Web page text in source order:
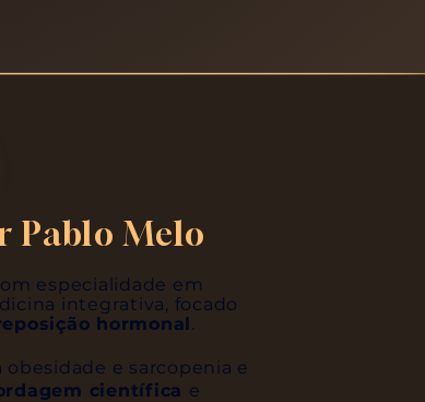
Pablo Melo
especialidade em
integrativa, focado
hormonal.
e sarcopenia e
científica e